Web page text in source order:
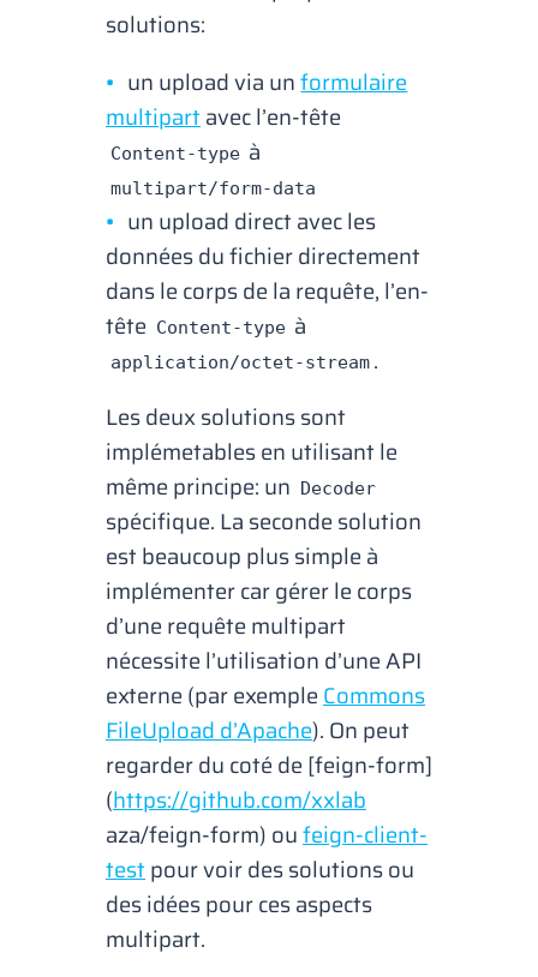
solutions:
un uploadvia unformulaire
multipartavec l’en-tête
Content-type à
multipart/form-data
un upload direct avec les
données du fichier directement
dans le corps de la requête, l’en-
tête Content-type à
application/octet-stream .
Les deux solutions sont
implémetables en utilisant le
même principe: un Decoder
spécifique. La seconde solution
est beaucoup plus simple à
implémenter car gérer le corps
d’une requête multipart
nécessite l’utilisation d’une API
externe (par exempleCommons
FileUpload d’Apache). On peut
regarder du coté de [feign-form]
(https://github.com/xxlab
aza/feign-form) oufeign-client-
testpour voir des solutions ou
des idées pour ces aspects
multipart.